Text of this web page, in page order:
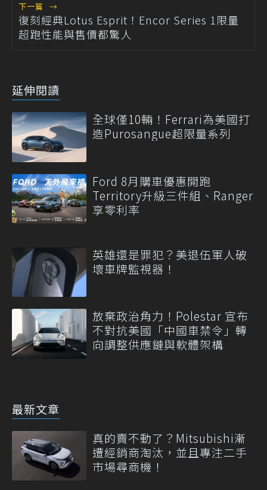
下一篇 →
復刻經典Lotus Esprit！Encor Series 1限量
超跑性能與售價都驚人
延伸閱讀
全球僅10輛！Ferrari為美國打
造Purosangue超限量系列
Ford 8月購車優惠開跑
Territory升級三件組、Ranger
享零利率
英雄還是罪犯？美退伍軍人破
壞車牌監視器！
放棄政治角力！Polestar 宣布
不對抗美國「中國車禁令」轉
向調整供應鏈與軟體架構
最新文章
真的賣不動了？Mitsubishi漸
遭經銷商淘汰，並且專注二手
市場尋商機！